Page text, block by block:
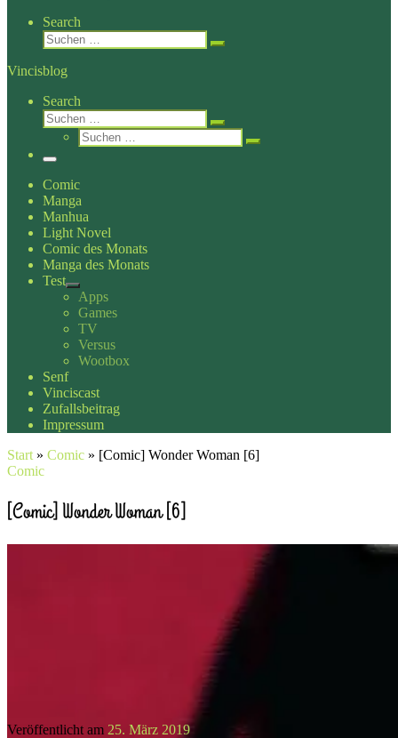
Search
Suche
Suchen …
Vincisblog
Search
Suche
Suchen …
Suche
Suchen …
Menü
Comic
Manga
Manhua
Light Novel
Comic des Monats
Manga des Monats
Test
Apps
Games
TV
Versus
Wootbox
Senf
Vinciscast
Zufallsbeitrag
Impressum
Start » Comic » [Comic] Wonder Woman [6]
Comic
[Comic] Wonder Woman [6]
Veröffentlicht am 25. März 2019